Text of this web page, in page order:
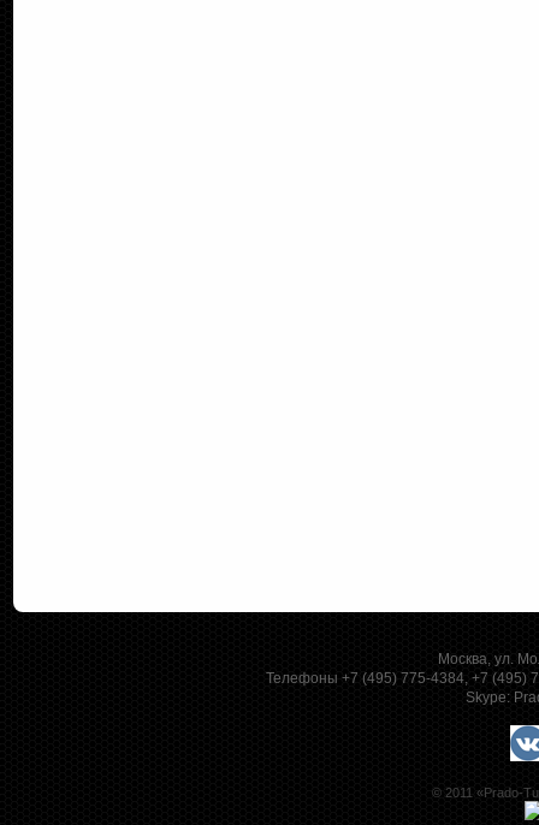
Москва, ул.
Телефоны +7 (495) 775-4384, +7 (495)
Skype:
© 2011 «Prado-